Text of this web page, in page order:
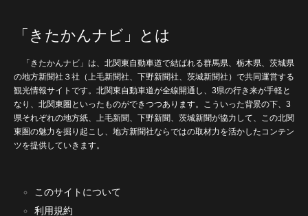
「きたかんナビ」とは
「きたかんナビ」は、北関東自動車道で結ばれる群馬県、栃木県、茨城県
の地方新聞社３社（上毛新聞社、下野新聞社、茨城新聞社）で共同運営する
観光情報サイトです。北関東自動車道が全線開通し、3県の行き来が手軽と
なり、北関東圏といったものができつつあります。こういった背景の下、3
県それぞれの地方紙、上毛新聞、下野新聞、茨城新聞が協力して、この北関
東圏の魅力を掘り起こし、地方新聞社ならではの取材力を活かしたコンテン
ツを提供していきます。
このサイトについて
利用規約